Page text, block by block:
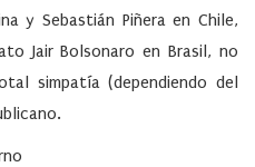
y Sebastián Piñera en Chile,
Jair Bolsonaro en Brasil, no
simpatía (dependiendo del